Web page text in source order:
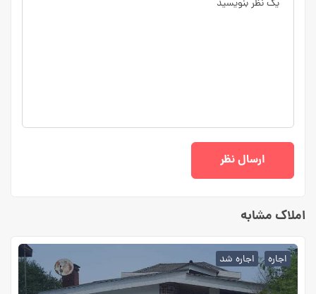
املاک مشابه
اجاره اجاره شد